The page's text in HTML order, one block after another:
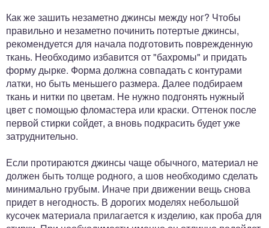
Как же зашить незаметно джинсы между ног? Чтобы
правильно и незаметно починить потертые джинсы,
рекомендуется для начала подготовить поврежденную
ткань. Необходимо избавится от "бахромы" и придать
форму дырке. Форма должна совпадать с контурами
латки, но быть меньшего размера. Далее подбираем
ткань и нитки по цветам. Не нужно подгонять нужный
цвет с помощью фломастера или краски. Оттенок после
первой стирки сойдет, а вновь подкрасить будет уже
затруднительно.
Если протираются джинсы чаще обычного, материал не
должен быть толще родного, а шов необходимо сделать
минимально грубым. Иначе при движении вещь снова
придет в негодность. В дорогих моделях небольшой
кусочек материала прилагается к изделию, как проба для